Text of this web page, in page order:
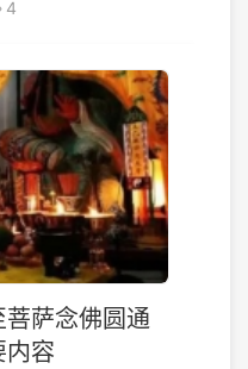
4
萨念佛圆通
内容